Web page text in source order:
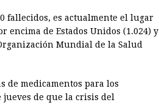
fallecidos, es actualmente el lugar
encima de Estados Unidos (1.024) y
Mundial de la Salud
de medicamentos para los
jueves de que la crisis del